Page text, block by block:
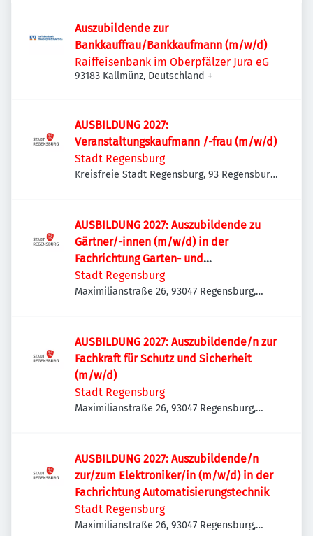
Auszubildende zur
Bankkauffrau/Bankkaufmann (m/w/d)
Raiffeisenbank im Oberpfälzer Jura eG
93183 Kallmünz, Deutschland +
AUSBILDUNG 2027:
Veranstaltungskaufmann /-frau (m/w/d)
Stadt Regensburg
Kreisfreie Stadt Regensburg, 93 Regensburg,
AUSBILDUNG 2027: Auszubildende zu
Gärtner/-innen (m/w/d) in der
Fachrichtung Garten- und
Landschaftsbau
Stadt Regensburg
Maximilianstraße 26, 93047 Regensburg,
AUSBILDUNG 2027: Auszubildende/n zur
Fachkraft für Schutz und Sicherheit
(m/w/d)
Stadt Regensburg
Maximilianstraße 26, 93047 Regensburg,
AUSBILDUNG 2027: Auszubildende/n
zur/zum Elektroniker/in (m/w/d) in der
Fachrichtung Automatisierungstechnik
Stadt Regensburg
Maximilianstraße 26, 93047 Regensburg,